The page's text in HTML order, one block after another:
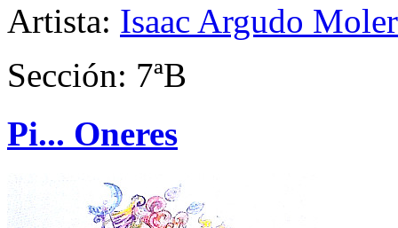
Artista: Isaac Argudo
Sección: 7ªB
Pi... Oneres